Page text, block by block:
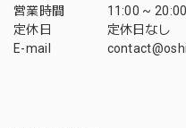
営業時間
11:00 ~ 20:00
定休日
定休日なし
E-mail